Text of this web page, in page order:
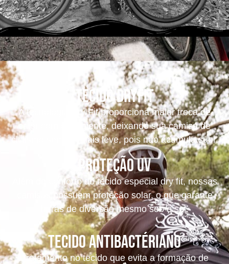
Tecido dryfit
A tecnologia Dry Fit proporciona maior troca de
calor com o ambiente, deixando sua camisa de
ciclismo sempre mais leve, pois não acumula suor.
Proteção UV
Além do conforto do tecido especial dry fit, nossas
camisas possuem proteção solar, o que garante
horas de diversão mesmo sob o sol.
tecido antibactériano
Tratamento no tecido que evita a formação de